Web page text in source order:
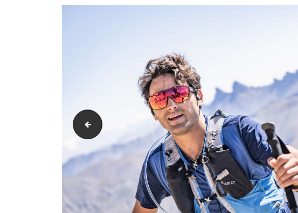
PIC_3688